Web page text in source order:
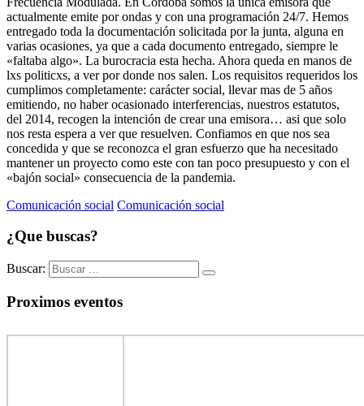
actualmente emite por ondas y con una programación 24/7. Hemos
entregado toda la documentación solicitada por la junta, alguna en
varias ocasiones, ya que a cada documento entregado, siempre le
«faltaba algo». La burocracia esta hecha. Ahora queda en manos de
lxs politicxs, a ver por donde nos salen. Los requisitos requeridos los
cumplimos completamente: carácter social, llevar mas de 5 años
emitiendo, no haber ocasionado interferencias, nuestros estatutos,
del 2014, recogen la intención de crear una emisora… asi que solo
nos resta espera a ver que resuelven. Confiamos en que nos sea
concedida y que se reconozca el gran esfuerzo que ha necesitado
mantener un proyecto como este con tan poco presupuesto y con el
«bajón social» consecuencia de la pandemia.
Comunicación social Comunicación social
¿Que buscas?
Buscar:
Proximos eventos